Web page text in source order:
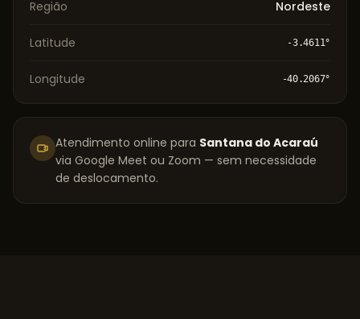
Região Nordeste
Latitude -3.4611°
Longitude -40.2067°
Atendimento online para Santana do Acaraú
via Google Meet ou Zoom — sem necessidade
de deslocamento.